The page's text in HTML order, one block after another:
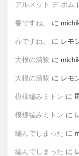
アルメット デ ポム
春ですね。 に
春ですね。 に レモ
大根の漬物 に
大根の漬物 に レモ
模様編みミトン に
模様編みミトン に
編んでしまった に
編んでしまった に